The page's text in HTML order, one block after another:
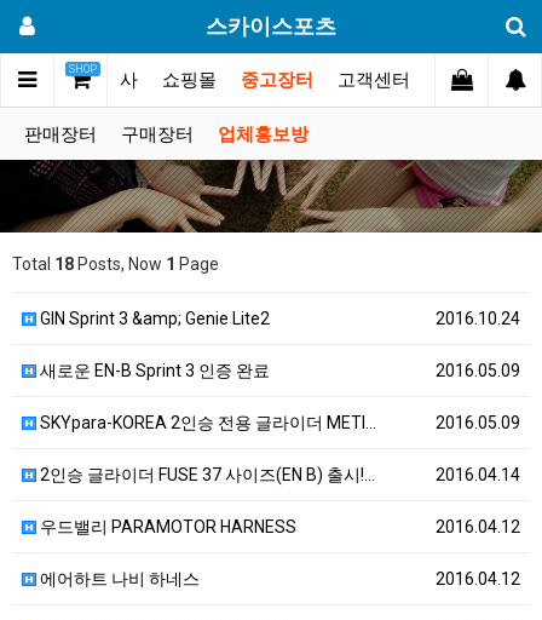
스카이스포츠
SHOP
리 대회.행사 쇼핑몰 중고장터 고객센터
판매장터 구매장터 업체홍보방
Total 18 Posts, Now 1 Page
2016.10.24
GIN Sprint 3 &amp; Genie Lite2
2016.05.09
새로운 EN-B Sprint 3 인증 완료
2016.05.09
SKYpara-KOREA 2인승 전용 글라이더 METI…
2016.04.14
2인승 글라이더 FUSE 37 사이즈(EN B) 출시!…
2016.04.12
우드밸리 PARAMOTOR HARNESS
2016.04.12
에어하트 나비 하네스